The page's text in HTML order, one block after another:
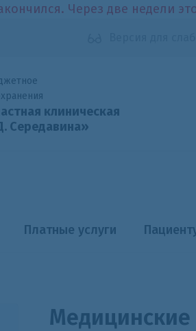
Через две недели
клиническая
Середавина»
Платные услуги
Медицинские